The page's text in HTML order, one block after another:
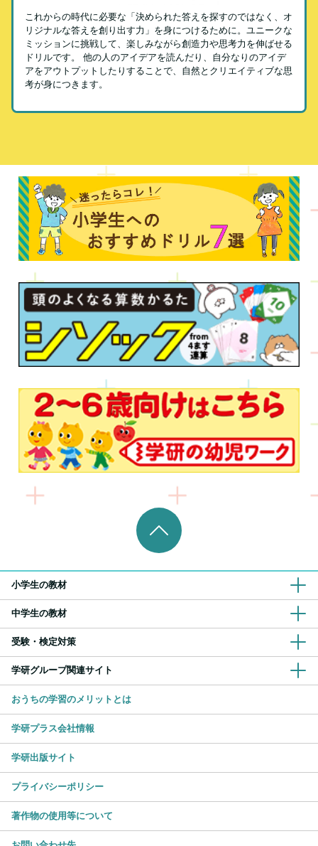
これからの時代に必要な「決められた答えを探すのではなく、オ
リジナルな答えを創り出す力」を身につけるために。ユニークな
ミッションに挑戦して、楽しみながら創造力や思考力を伸ばせる
ドリルです。 他の人のアイデアを読んだり、自分なりのアイデ
アをアウトプットしたりすることで、自然とクリエイティブな思
考が身につきます。
小学生の教材
中学生の教材
受験・検定対策
学研グループ関連サイト
おうちの学習のメリットとは
学研プラス会社情報
学研出版サイト
プライバシーポリシー
著作物の使用等について